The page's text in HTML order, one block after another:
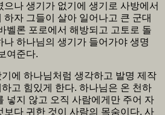
나 생기가 없기에 생기로 사방에서
자 그들이 살아 일어나고 큰 군대
벨론 포로에서 해방되고 고토로 돌
나 하나님의 생기가 들어가야 생명
여준다.
에 하나님처럼 생각하고 발명 제작
고 힘있게 한다. 하나님은 온 천하
넣지 않고 오직 사람에게만 주어 자
보다 귀한 것이 사람의 목숨이다. 사